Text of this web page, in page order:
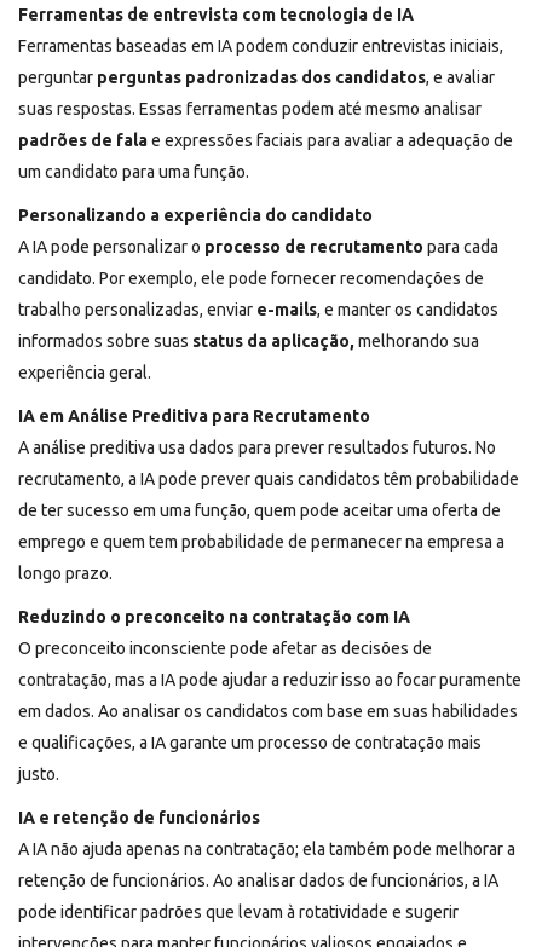
Ferramentas de entrevista com tecnologia de IA
Ferramentas baseadas em IA podem conduzir entrevistas iniciais,
perguntar perguntas padronizadas dos candidatos, e avaliar
suas respostas. Essas ferramentas podem até mesmo analisar
padrões de falae expressões faciais para avaliar a adequação de
um candidato para uma função.
Personalizando a experiência do candidato
A IA pode personalizar o processo de recrutamento para cada
candidato. Por exemplo, ele pode fornecer recomendações de
trabalho personalizadas, enviar e-mails, e manter os candidatos
informados sobre suas status da aplicação,melhorando sua
experiência geral.
IA em Análise Preditiva para Recrutamento
A análise preditiva usa dados para prever resultados futuros. No
recrutamento, a IA pode prever quais candidatos têm probabilidade
de ter sucesso em uma função, quem pode aceitar uma oferta de
emprego e quem tem probabilidade de permanecer na empresa a
longo prazo.
Reduzindo o preconceito na contratação com IA
O preconceito inconsciente pode afetar as decisões de
contratação, mas a IA pode ajudar a reduzir isso ao focar puramente
em dados. Ao analisar os candidatos com base em suas habilidades
e qualificações, a IA garante um processo de contratação mais
justo.
IA e retenção de funcionários
A IA não ajuda apenas na contratação; ela também pode melhorar a
retenção de funcionários. Ao analisar dados de funcionários, a IA
pode identificar padrões que levam à rotatividade e sugerir